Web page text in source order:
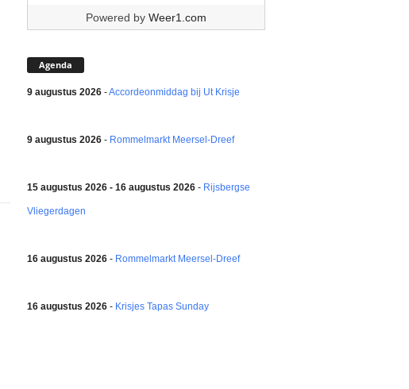
Powered by Weer1.com
Agenda
9 augustus 2026-Accordeonmiddag bij Ut Krisje
9 augustus 2026- Rommelmarkt Meersel-Dreef
15 augustus 2026 - 16 augustus 2026- Rijsbergse
Vliegerdagen
16 augustus 2026- Rommelmarkt Meersel-Dreef
16 augustus 2026- Krisjes Tapas Sunday